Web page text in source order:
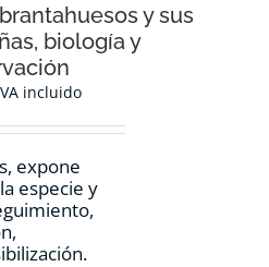
y sus
biología y
incluido
expone
especie y